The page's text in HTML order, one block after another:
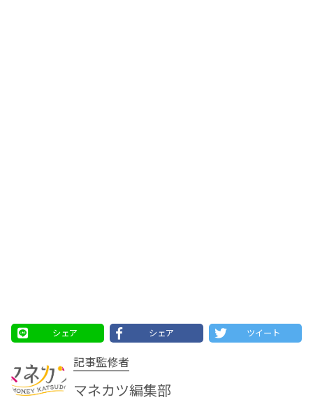
シェア シェア ツイート
記事監修者
マネカツ編集部